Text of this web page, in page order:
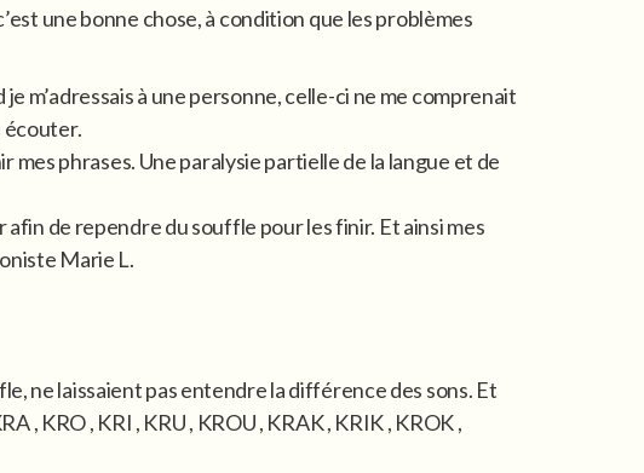
une bonne chose, à condition que les problèmes
m’adressais à une personne, celle-ci ne me comprenait
écouter.
mes phrases. Une paralysie partielle de la langue et de
afin de rependre du souffle pour les finir. Et ainsi mes
Marie L.
ne laissaient pas entendre la différence des sons. Et
KRO , KRI , KRU , KROU , KRAK , KRIK , KROK ,